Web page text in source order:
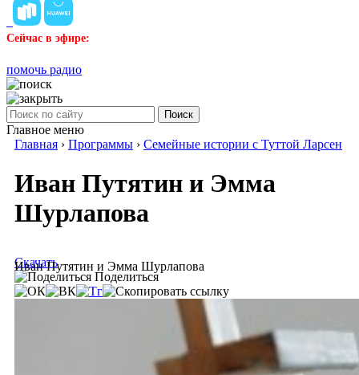
Сейчас в эфире:
помочь радио
Поиск
Главное меню
Главная › Программы › Семейные истории с Туттой Ларсен
Иван Путятин и Эмма
Шурлапова
Иван Путятин и Эмма Шурлапова
Скачать
Поделиться